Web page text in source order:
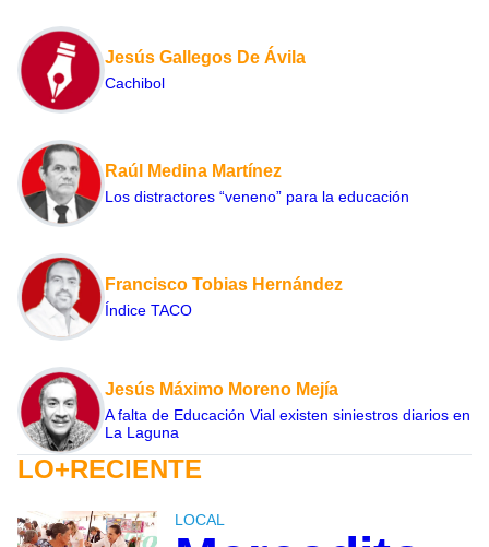
Jesús Gallegos De Ávila
Cachibol
Raúl Medina Martínez
Los distractores “veneno” para la educación
Francisco Tobias Hernández
Índice TACO
Jesús Máximo Moreno Mejía
A falta de Educación Vial existen siniestros diarios en
La Laguna
LO+RECIENTE
LOCAL